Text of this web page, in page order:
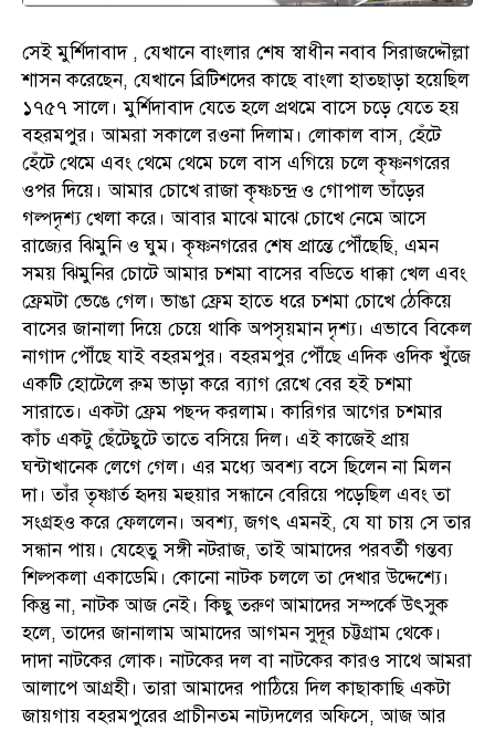
সেই মুর্শিদাবাদ , যেখানে বাংলার শেষ স্বাধীন নবাব সিরাজদ্দৌল্লা
শাসন করেছেন, যেখানে ব্রিটিশদের কাছে বাংলা হাতছাড়া হয়েছিল
১৭৫৭ সালে। মুর্শিদাবাদ যেতে হলে প্রথমে বাসে চড়ে যেতে হয়
বহরমপুর। আমরা সকালে রওনা দিলাম। লোকাল বাস, হেঁটে
হেঁটে থেমে এবং থেমে থেমে চলে বাস এগিয়ে চলে কৃষ্ণনগরের
ওপর দিয়ে। আমার চোখে রাজা কৃষ্ণচন্দ্র ও গোপাল ভাঁড়ের
গল্পদৃশ্য খেলা করে। আবার মাঝে মাঝে চোখে নেমে আসে
রাজ্যের ঝিমুনি ও ঘুম। কৃষ্ণনগরের শেষ প্রান্তে পৌঁছেছি, এমন
সময় ঝিমুনির চোটে আমার চশমা বাসের বডিতে ধাক্কা খেল এবং
ফ্রেমটা ভেঙে গেল। ভাঙা ফ্রেম হাতে ধরে চশমা চোখে ঠেকিয়ে
বাসের জানালা দিয়ে চেয়ে থাকি অপসৃয়মান দৃশ্য। এভাবে বিকেল
নাগাদ পৌঁছে যাই বহরমপুর। বহরমপুর পৌঁছে এদিক ওদিক খুঁজে
একটি হোটেলে রুম ভাড়া করে ব্যাগ রেখে বের হই চশমা
সারাতে। একটা ফ্রেম পছন্দ করলাম। কারিগর আগের চশমার
কাঁচ একটু ছেঁটেছুটে তাতে বসিয়ে দিল। এই কাজেই প্রায়
ঘন্টাখানেক লেগে গেল। এর মধ্যে অবশ্য বসে ছিলেন না মিলন
দা। তাঁর তৃষ্ণার্ত হৃদয় মহুয়ার সন্ধানে বেরিয়ে পড়েছিল এবং তা
সংগ্রহও করে ফেললেন। অবশ্য, জগৎ এমনই, যে যা চায় সে তার
সন্ধান পায়। যেহেতু সঙ্গী নটরাজ, তাই আমাদের পরবর্তী গন্তব্য
শিল্পকলা একাডেমি। কোনো নাটক চললে তা দেখার উদ্দেশ্যে।
কিন্তু না, নাটক আজ নেই। কিছু তরুণ আমাদের সম্পর্কে উৎসুক
হলে, তাদের জানালাম আমাদের আগমন সুদূর চট্টগ্রাম থেকে।
দাদা নাটকের লোক। নাটকের দল বা নাটকের কারও সাথে আমরা
আলাপে আগ্রহী। তারা আমাদের পাঠিয়ে দিল কাছাকাছি একটা
জায়গায় বহরমপুরের প্রাচীনতম নাট্যদলের অফিসে, আজ আর